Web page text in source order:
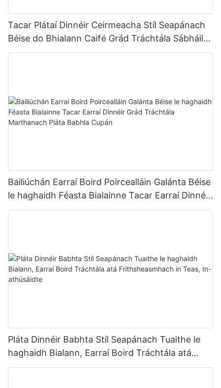
Tacar Plátaí Dinnéir Ceirmeacha Stíl Seapánach
Béise do Bhialann Caifé Grád Tráchtála Sábháilte
Bia Miasniteoir Marthanach Teas
Bailiúchán Earraí Boird Poircealláin Galánta Béise
le haghaidh Féasta Bialainne Tacar Earraí Dinnéir
Grád Tráchtála Marthanach Pláta Babhla Cupán
Pláta Dinnéir Babhta Stíl Seapánach Tuaithe le
haghaidh Bialann, Earraí Boird Tráchtála atá
Frithsheasmhach in Teas, In-athúsáidte